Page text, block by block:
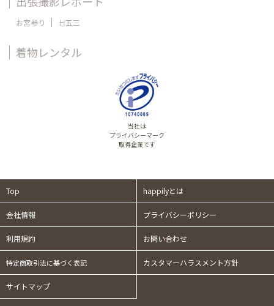
お宮参り 七五三
着物レンタル
当社は
プライバシーマーク
取得企業です
Top happilyとは
会社情報 プライバシーポリシー
利用規約 お問い合わせ
特定商取引法に基づく表記 カスタマーハラスメント方針
サイトマップ